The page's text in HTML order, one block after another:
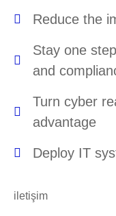
Reduce the
Stay one
and
Turn cyber
advantage
Deploy IT
iletişim